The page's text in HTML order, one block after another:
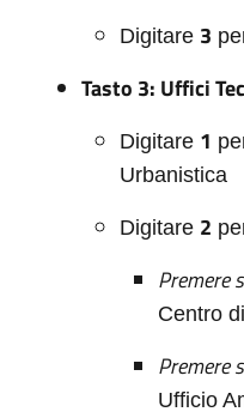
Digitare 3
Tasto 3: Uffici
Digitare 1
Urbanistica
Digitare 2
Premere
Centro
Premere
Ufficio